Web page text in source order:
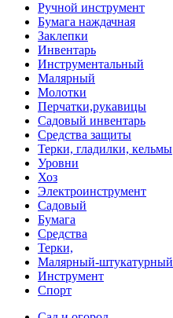
Ручной инструмент
Бумага наждачная
Заклепки
Инвентарь
Инструментальный
Малярный
Молотки
Перчатки,рукавицы
Садовый инвентарь
Средства защиты
Терки, гладилки, кельмы
Уровни
Хоз
Электроинструмент
Садовый
Бумага
Средства
Терки,
Малярный-штукатурный
Инструмент
Спорт